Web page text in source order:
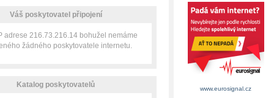
Váš poskytovatel připojení
adrese 216.73.216.14 bohužel nemáme
žádného poskytovatele internetu.
Katalog poskytovatelů
www.eurosignal.cz